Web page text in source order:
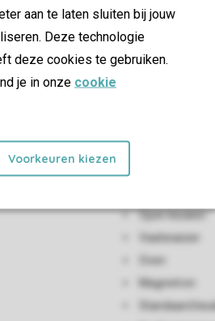
aan te laten sluiten bij jouw
Deze technologie
deze cookies te gebruiken.
je in onze cookie
Voorkeuren kiezen
Open keuken
Vaatwasser
Oven
Magnetron
Standaard